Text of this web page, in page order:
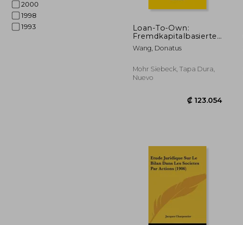
2000
1998
1993
Loan-To-Own:
Fremdkapitalbasierte
Ubernahmen
Sanierungsbedurftiger
Alemán)
Wang, Donatus
Mohr Siebeck, Tapa Dura,
Nuevo